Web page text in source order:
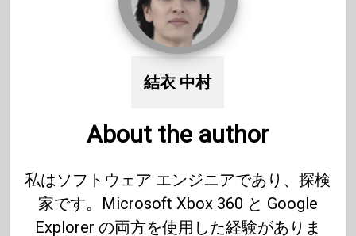
結衣 中村
About the author
私はソフトウェア エンジニアであり、探検
家です。Microsoft Xbox 360 と Google
Explorer の両方を使用した経験がありま